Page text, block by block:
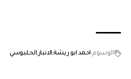
الوسوم احمد ابو ريشة الانبارالحلبوسي